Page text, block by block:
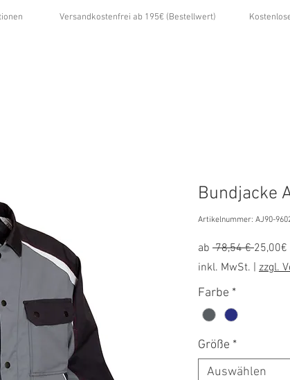
Versandkostenfrei ab 195€ (Bestellwert)
Bundjacke
Artikelnummer: AJ90-
ab 78,54 € 25,00€
inkl. MwSt. zzgl.
Farbe *
Größe *
Auswählen